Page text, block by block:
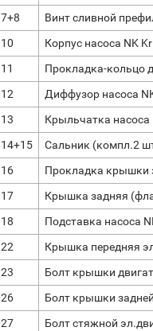
7+8
Винт сливной
10
Корпус насоса NK
11
Прокладка-кольцо
12
Диффузор насоса
13
Крыльчатка насоса
14+15
Сальник (компл.2
16
Прокладка крышки
17
Крышка задняя
18
Подставка насоса
22
Крышка передняя
23
Болт крышки
26
Болт крышки
27
Болт стяжной